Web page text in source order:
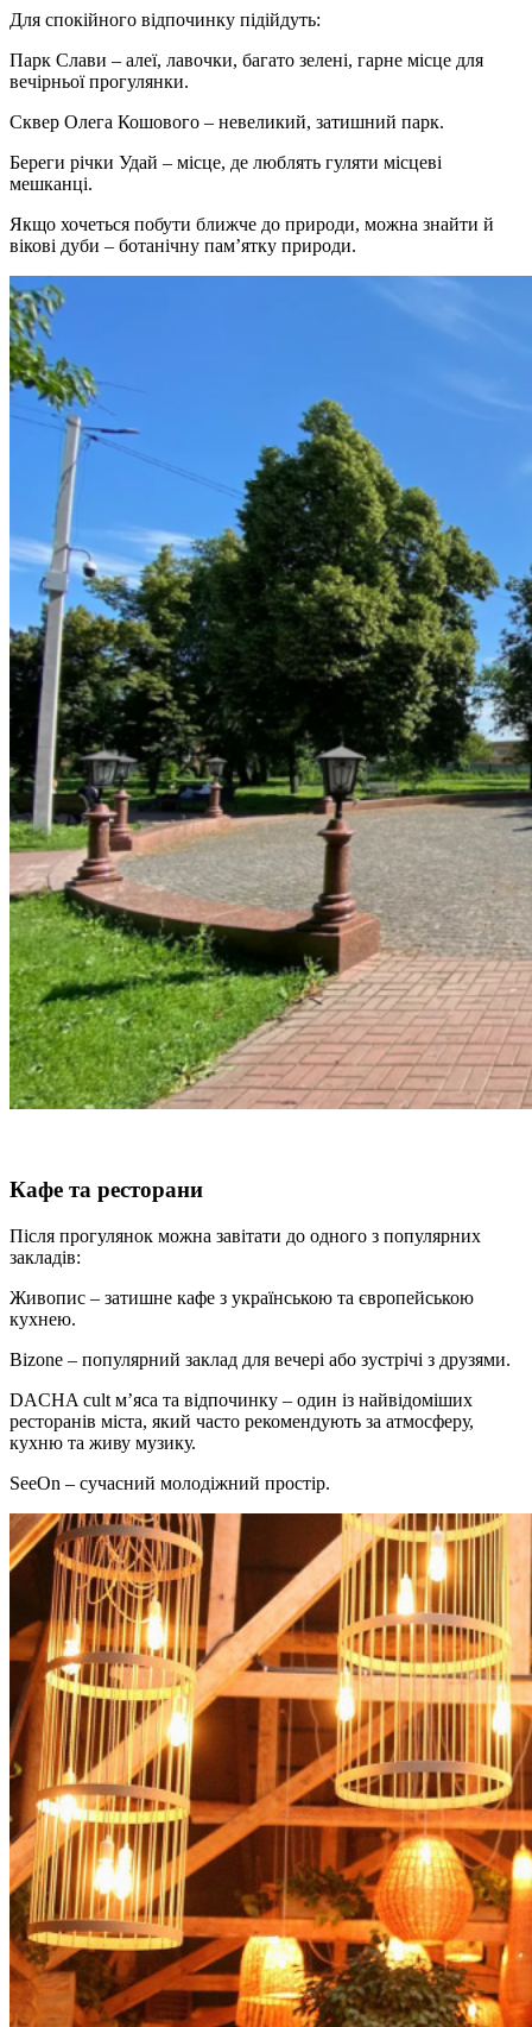
Для спокійного відпочинку підійдуть:
Парк Слави – алеї, лавочки, багато зелені, гарне місце для
вечірньої прогулянки.
Сквер Олега Кошового – невеликий, затишний парк.
Береги річки Удай – місце, де люблять гуляти місцеві
мешканці.
Якщо хочеться побути ближче до природи, можна знайти й
вікові дуби – ботанічну пам’ятку природи.
Кафе та ресторани
Після прогулянок можна завітати до одного з популярних
закладів:
Живопис – затишне кафе з українською та європейською
кухнею.
Bizone – популярний заклад для вечері або зустрічі з друзями.
DACHA cult м’яса та відпочинку – один із найвідоміших
ресторанів міста, який часто рекомендують за атмосферу,
кухню та живу музику.
SeeOn – сучасний молодіжний простір.